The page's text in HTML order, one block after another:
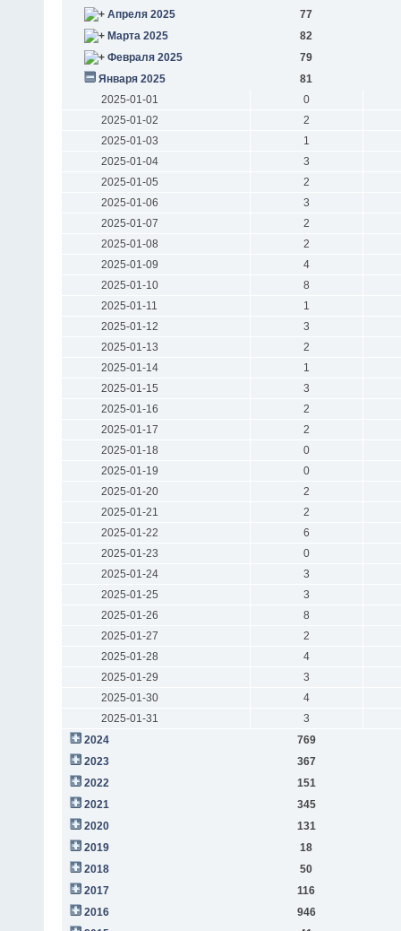
Апреля 2025
77
Марта 2025
82
Февраля 2025
79
Января 2025
81
2025-01-01
0
2025-01-02
2
2025-01-03
1
2025-01-04
3
2025-01-05
2
2025-01-06
3
2025-01-07
2
2025-01-08
2
2025-01-09
4
2025-01-10
8
2025-01-11
1
2025-01-12
3
2025-01-13
2
2025-01-14
1
2025-01-15
3
2025-01-16
2
2025-01-17
2
2025-01-18
0
2025-01-19
0
2025-01-20
2
2025-01-21
2
2025-01-22
6
2025-01-23
0
2025-01-24
3
2025-01-25
3
2025-01-26
8
2025-01-27
2
2025-01-28
4
2025-01-29
3
2025-01-30
4
2025-01-31
3
2024
769
2023
367
2022
151
2021
345
2020
131
2019
18
2018
50
2017
116
2016
946